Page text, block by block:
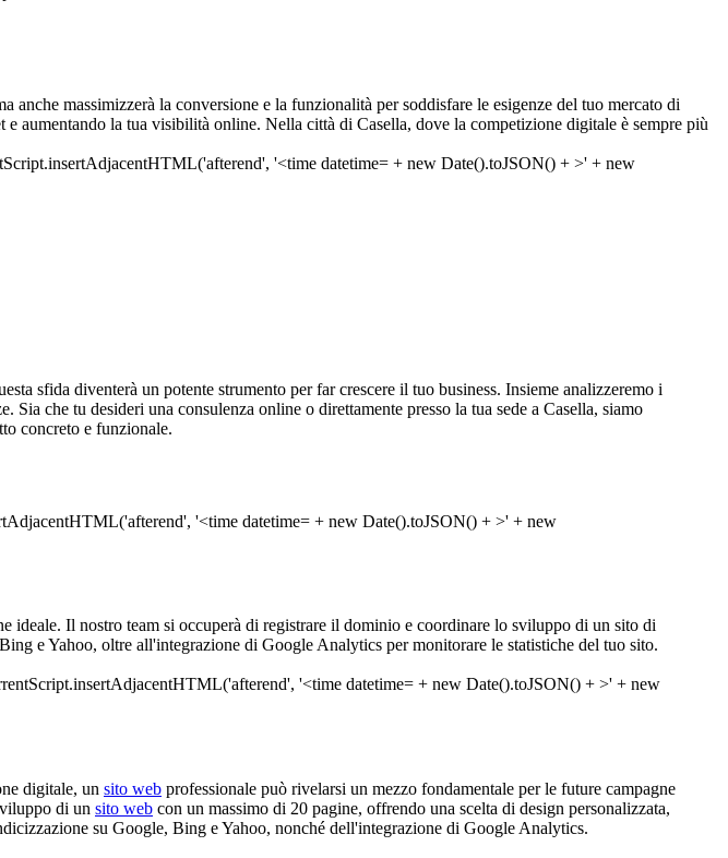
massimizzerà la conversione e la funzionalità per soddisfare le esigenze del tuo mercato di
la tua visibilità online. Nella città di Casella, dove la competizione digitale è sempre più
sfida diventerà un potente strumento per far crescere il tuo business. Insieme analizzeremo i
che tu desideri una consulenza online o direttamente presso la tua sede a Casella, siamo
concreto e funzionale.
Il nostro team si occuperà di registrare il dominio e coordinare lo sviluppo di un sito di
e Yahoo, oltre all'integrazione di Google Analytics per monitorare le statistiche del tuo sito.
digitale, un sito web professionale può rivelarsi un mezzo fondamentale per le future campagne
di un sito web con un massimo di 20 pagine, offrendo una scelta di design personalizzata,
su Google, Bing e Yahoo, nonché dell'integrazione di Google Analytics.